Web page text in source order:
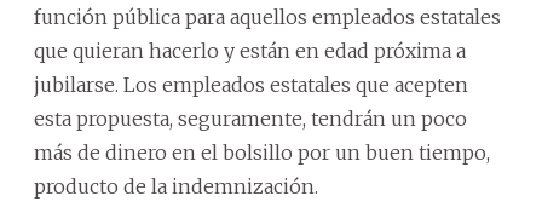
función pública para aquellos empleados estatales
que quieran hacerlo y están en edad próxima a
jubilarse. Los empleados estatales que acepten
esta propuesta, seguramente, tendrán un poco
más de dinero en el bolsillo por un buen tiempo,
producto de la indemnización.